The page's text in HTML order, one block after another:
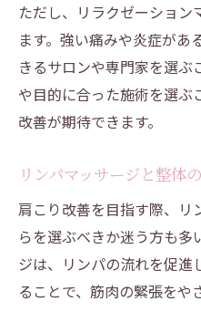
ただし、リラクゼーション
ます。強い痛みや炎症があ
きるサロンや専門家を選ぶ
や目的に合った施術を選ぶ
改善が期待できます。
リンパマッサージと整体
肩こり改善を目指す際、リ
らを選ぶべきか迷う方も多
ジは、リンパの流れを促進
ることで、筋肉の緊張をや